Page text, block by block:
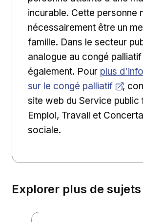
incurable. Cette personne
nécessairement être un
famille. Dans le secteur
analogue au congé
également. Pour Ouvrir
plus
sur le congé palliatif
,
site web du Service public
Emploi, Travail et
sociale.
Explorer plus de sujets